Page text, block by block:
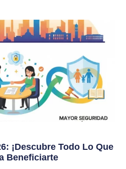
¡Descubre Todo Lo Que
Beneficiarte